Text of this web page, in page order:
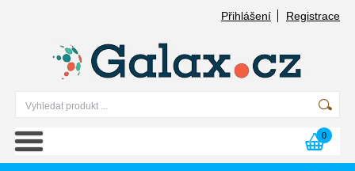
Přihlášení Registrace
0